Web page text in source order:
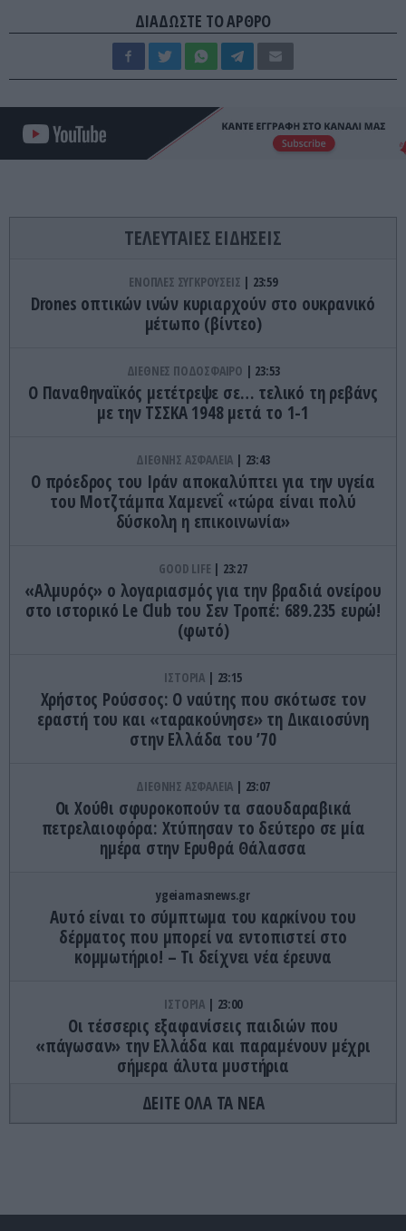
ΔΙΑΔΩΣΤΕ ΤΟ ΑΡΘΡΟ
ΤΕΛΕΥΤΑΙΕΣ ΕΙΔΗΣΕΙΣ
ΕΝΟΠΛΕΣ ΣΥΓΚΡΟΥΣΕΙΣ 23:59
Drones οπτικών ινών κυριαρχούν στο ουκρανικό
μέτωπο (βίντεο)
ΔΙΕΘΝΕΣ ΠΟΔΟΣΦΑΙΡΟ 23:53
Ο Παναθηναϊκός μετέτρεψε σε… τελικό τη ρεβάνς
με την ΤΣΣΚΑ 1948 μετά το 1-1
ΔΙΕΘΝΗΣ ΑΣΦΑΛΕΙΑ 23:43
Ο πρόεδρος του Ιράν αποκαλύπτει για την υγεία
του Μοτζτάμπα Χαμενεΐ «τώρα είναι πολύ
δύσκολη η επικοινωνία»
GOOD LIFE 23:27
«Αλμυρός» ο λογαριασμός για την βραδιά ονείρου
στο ιστορικό Le Club του Σεν Τροπέ: 689.235 ευρώ!
(φωτό)
ΙΣΤΟΡΙΑ 23:15
Χρήστος Ρούσσος: Ο ναύτης που σκότωσε τον
εραστή του και «ταρακούνησε» τη Δικαιοσύνη
στην Ελλάδα του ’70
ΔΙΕΘΝΗΣ ΑΣΦΑΛΕΙΑ 23:07
Οι Χούθι σφυροκοπούν τα σαουδαραβικά
πετρελαιοφόρα: Χτύπησαν το δεύτερο σε μία
ημέρα στην Ερυθρά Θάλασσα
ygeiamasnews.gr
Αυτό είναι το σύμπτωμα του καρκίνου του
δέρματος που μπορεί να εντοπιστεί στο
κομμωτήριο! – Τι δείχνει νέα έρευνα
ΙΣΤΟΡΙΑ 23:00
Οι τέσσερις εξαφανίσεις παιδιών που
«πάγωσαν» την Ελλάδα και παραμένουν μέχρι
σήμερα άλυτα μυστήρια
ΕΣΩΤΕΡΙΚΗ ΑΣΦΑΛΕΙΑ 22:57
ΔΕΙΤΕ ΟΛΑ ΤΑ ΝΕΑ